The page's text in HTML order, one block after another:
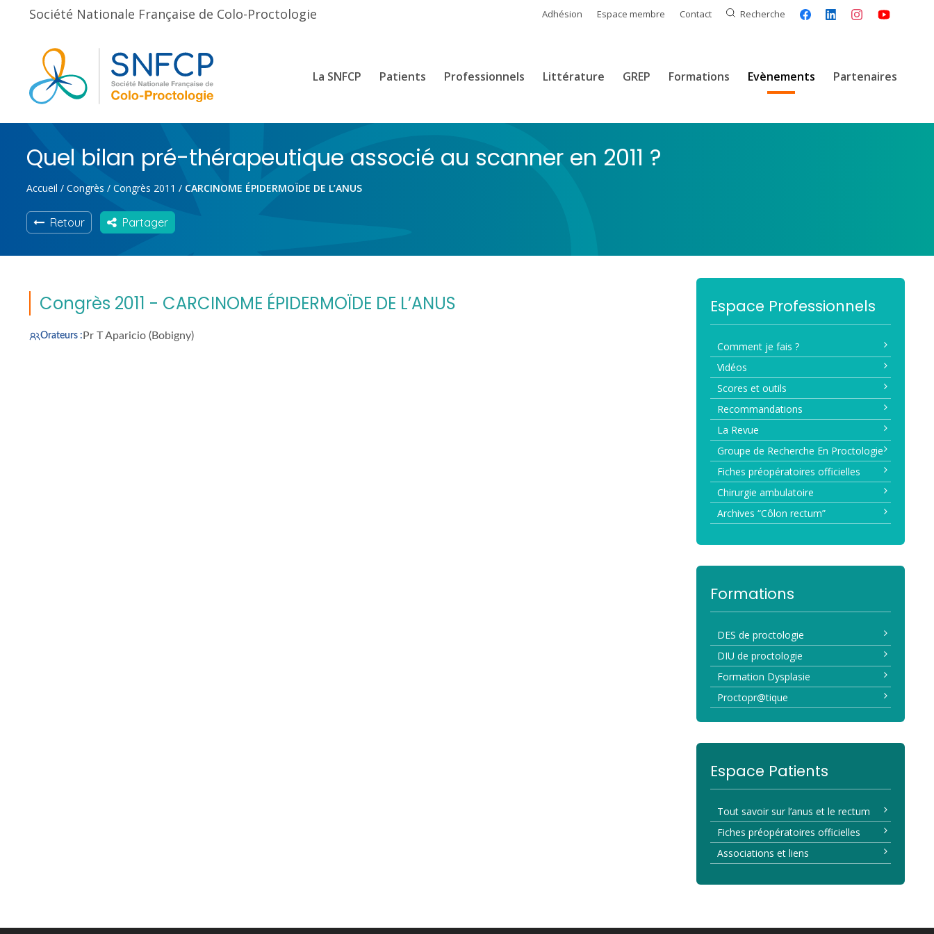
Société Nationale Française de Colo-Proctologie Adhésion Espace membre Contact Recherche
La SNFCP Patients Professionnels Littérature GREP Formations Evènements Partenaires
Quel bilan pré-thérapeutique associé au scanner en 2011 ?
Accueil / Congrès / Congrès 2011 / CARCINOME ÉPIDERMOÏDE DE L’ANUS
Retour Partager
Congrès 2011 - CARCINOME ÉPIDERMOÏDE DE L’ANUS
Orateurs : Pr T Aparicio (Bobigny)
Espace Professionnels
Comment je fais ?
Vidéos
Scores et outils
Recommandations
La Revue
Groupe de Recherche En Proctologie
Fiches préopératoires officielles
Chirurgie ambulatoire
Archives “Côlon rectum”
Formations
DES de proctologie
DIU de proctologie
Formation Dysplasie
Proctopr@tique
Espace Patients
Tout savoir sur l’anus et le rectum
Fiches préopératoires officielles
Associations et liens